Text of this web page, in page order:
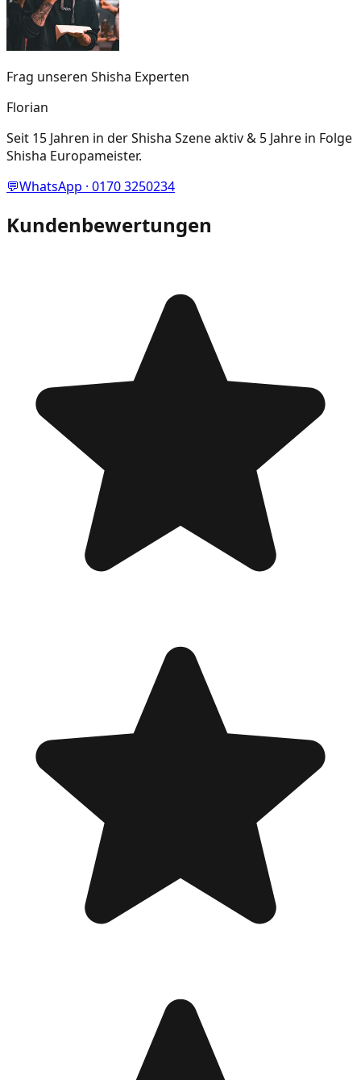
Frag unseren Shisha Experten
Florian
Seit 15 Jahren in der Shisha Szene aktiv & 5 Jahre in Folge
Shisha Europameister.
💬WhatsApp · 0170 3250234
Kundenbewertungen